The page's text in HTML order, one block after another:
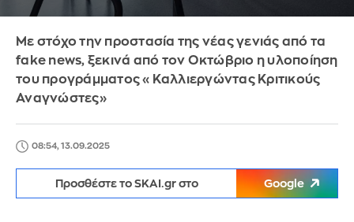
Mε στόχο την προστασία της νέας γενιάς από τα
fake news, ξεκινά από τον Οκτώβριο η υλοποίηση
του προγράμματος «Καλλιεργώντας Κριτικούς
Αναγνώστες»
08:54, 13.09.2025
Προσθέστε το SKAI.gr στο Google